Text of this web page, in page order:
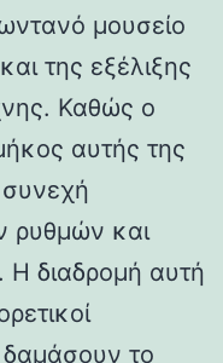
μουσείο
της εξέλιξης
Καθώς ο
αυτής της
συνεχή
ρυθμών και
Η διαδρομή αυτή
δαμάσουν το